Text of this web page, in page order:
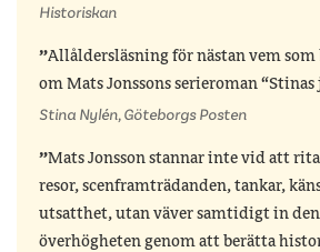
Historiskan
Allåldersläsning för nästan vem som
om Mats Jonssons serieroman “Stinas
Stina Nylén, Göteborgs Posten
Mats Jonsson stannar inte vid att
resor, scenframträdanden, tankar,
utsatthet, utan väver samtidigt in den
överhögheten genom att berätta